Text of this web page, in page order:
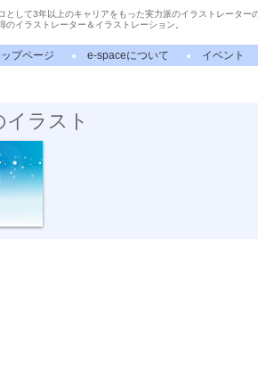
として3年以上のキャリアをもった実力派のイラストレーター
のイラストレーター＆イラストレーション。
ップページ e-spaceについて イベント
イラスト